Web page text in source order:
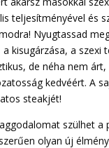
teljesítményével és
Nyugtassad
kisugárzása, a szexi
de néha nem
kedvéért. A
steakjét!
szülhet
olyan új